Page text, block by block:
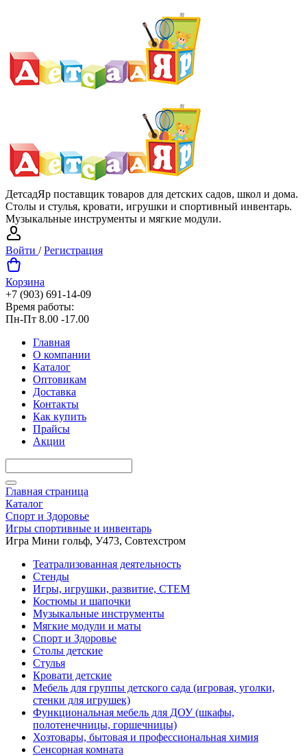
ДетсадЯр поставщик товаров для детских садов, школ и дома.
Столы и стулья, кровати, игрушки и спортивный инвентарь.
Музыкальные инструменты и мягкие модули.
Войти /Регистрация
Корзина
+7 (903) 691-14-09
Время работы:
Пн-Пт 8.00 -17.00
Главная
О компании
Каталог
Оптовикам
Доставка
Контакты
Как купить
Прайсы
Акции
Главная страница
Каталог
Спорт и Здоровье
Игры спортивные и инвентарь
Игра Мини гольф, У473, Совтехстром
Театрализованная деятельность
Стенды
Игры, игрушки, развитие, СТЕМ
Костюмы и шапочки
Музыкальные инструменты
Мягкие модули и маты
Спорт и Здоровье
Столы детские
Стулья
Кровати детские
Мебель для группы детского сада (игровая, уголки,
стенки для игрушек)
Функциональная мебель для ДОУ (шкафы,
полотенечницы, горшечницы)
Хозтовары, бытовая и профессиональная химия
Сенсорная комната